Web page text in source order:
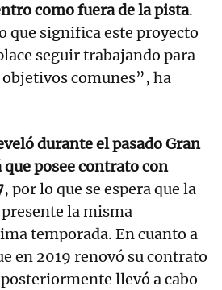
como fuera de la pista.
que significa este proyecto
seguir trabajando para
comunes”, ha
durante el pasado Gran
que posee contrato con
, por lo que se espera que la
la misma
temporada. En cuanto a
en 2019 renovó su contrato
llevó a cabo